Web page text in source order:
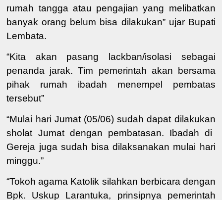
rumah tangga atau pengajian yang melibatkan
banyak orang belum bisa dilakukan” ujar Bupati
Lembata.
“Kita akan pasang lackban/isolasi sebagai
penanda jarak.Tim pemerintah akan bersama
pihak rumah ibadah menempel pembatas
tersebut”
“Mulai hari Jumat (05/06) sudahdapat dilakukan
sholat Jumat dengan pembatasan. Ibadah di
Gereja juga sudah bisa dilaksanakan mulai hari
minggu.”
“Tokoh agama Katolik silahkan berbicara dengan
Bpk. Uskup Larantuka, prinsipnya pemerintah